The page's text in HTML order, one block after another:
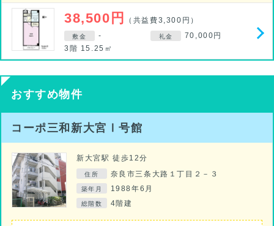
38,500円 （共益費3,300円）
敷金 - 礼金
70,000円
3階 15.25㎡
おすすめ物件
コーポ三和新大宮Ⅰ号館
新大宮駅 徒歩12分
住所 奈良市三条大路１丁目２－３
築年月 1988年6月
総階数 4階建